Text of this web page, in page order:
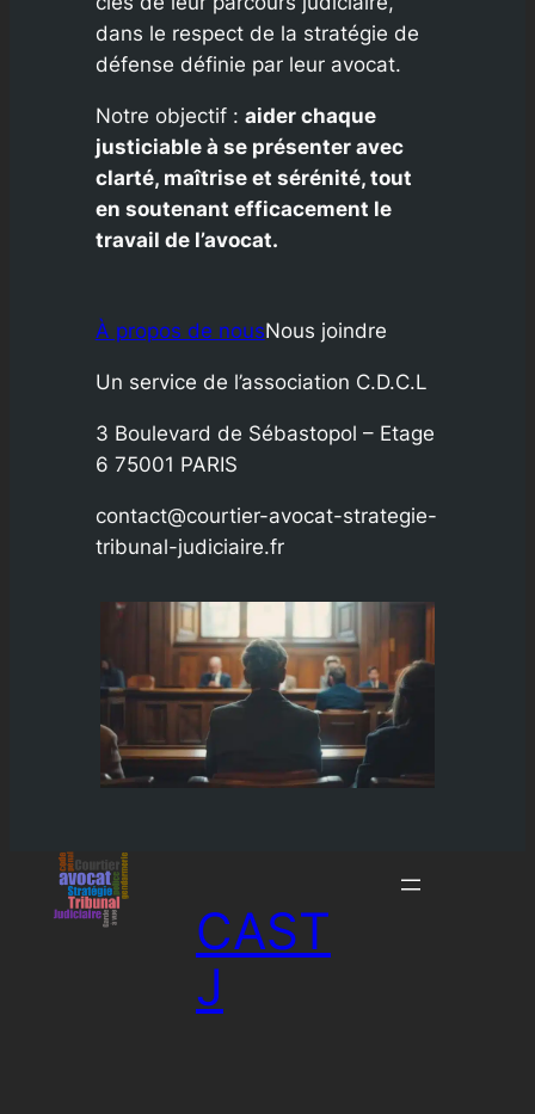
dans le respect de la stratégie de
défense définie par leur avocat.
Notre objectif : aider chaque
justiciable à se présenter avec
clarté, maîtrise et sérénité, tout
en soutenant efficacement le
travail de l’avocat.
À propos de nousNous joindre
Un service de l’association C.D.C.L
3 Boulevard de Sébastopol – Etage
6 75001 PARIS
contact@courtier-avocat-strategie-
tribunal-judiciaire.fr
CAST
J